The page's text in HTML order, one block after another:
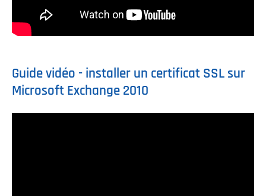
Guide vidéo - installer un certificat SSL sur
Microsoft Exchange 2010